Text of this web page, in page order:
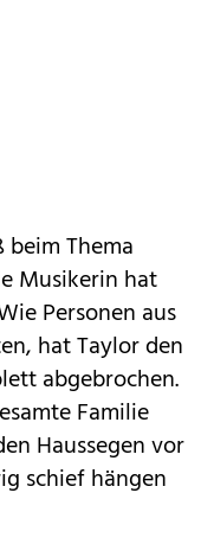
Thema
Musikerin hat
Personen aus
hat Taylor den
abgebrochen.
Familie
Haussegen vor
schief hängen